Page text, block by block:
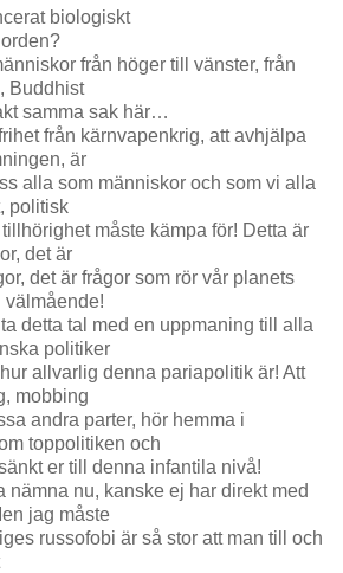
biologiskt
från höger till vänster, från
Buddhist
samma sak här…
från kärnvapenkrig, att avhjälpa
är
alla som människor och som vi alla
politisk
måste kämpa för! Detta är
det är
det är frågor som rör vår planets
välmående!
detta tal med en uppmaning till alla
politiker
allvarlig denna pariapolitik är! Att
mobbing
andra parter, hör hemma i
toppolitiken och
er till denna infantila nivå!
nämna nu, kanske ej har direkt med
jag måste
russofobi är så stor att man till och